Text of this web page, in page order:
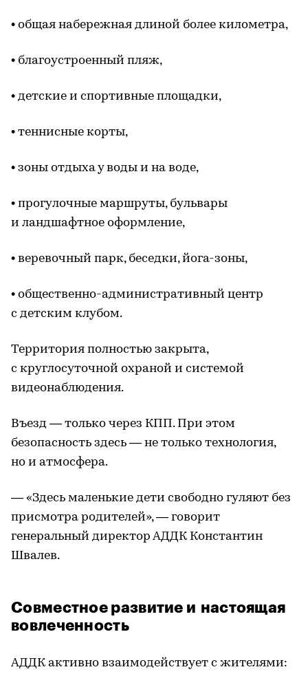
• общая набережная длиной более километра,
• благоустроенный пляж,
• детские и спортивные площадки,
• теннисные корты,
• зоны отдыха у воды и на воде,
• прогулочные маршруты, бульвары
и ландшафтное оформление,
• веревочный парк, беседки, йога-зоны,
• общественно-административный центр
с детским клубом.
Территория полностью закрыта,
с круглосуточной охраной и системой
видеонаблюдения.
Въезд — только через КПП. При этом
безопасность здесь — не только технология,
но и атмосфера.
— «Здесь маленькие дети свободно гуляют без
присмотра родителей», — говорит
генеральный директор АДДК Константин
Швалев.
Совместное развитие и настоящая
вовлеченность
АДДК активно взаимодействует с жителями: